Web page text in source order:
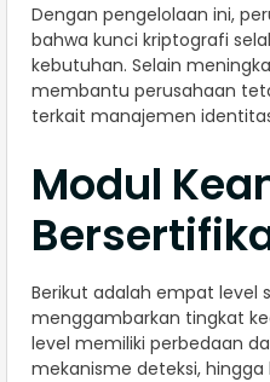
Dengan pengelolaan ini,
bahwa kunci kriptografi
kebutuhan. Selain
membantu perusahaan
terkait manajemen
Modul
Berikut adalah empat level
menggambarkan tingkat
level memiliki perbedaan
mekanisme deteksi, hingga